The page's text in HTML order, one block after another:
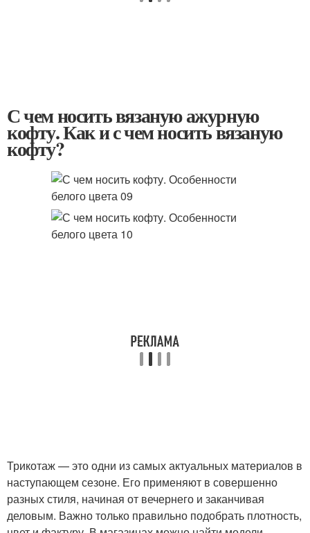
С чем носить вязаную ажурную
кофту. Как и с чем носить вязаную
кофту?
Трикотаж — это одни из самых актуальных материалов в
наступающем сезоне. Его применяют в совершенно
разных стиля, начиная от вечернего и заканчивая
деловым. Важно только правильно подобрать плотность,